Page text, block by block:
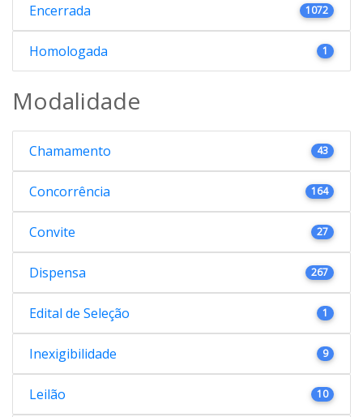
Encerrada 1072
Homologada 1
Modalidade
Chamamento 43
Concorrência 164
Convite 27
Dispensa 267
Edital de Seleção 1
Inexigibilidade 9
Leilão 10